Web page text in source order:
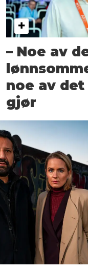
– Noe av
noe av
gjør